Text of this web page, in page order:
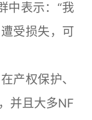
中表示：“我
受损失，可
权保护、
并且大多NF